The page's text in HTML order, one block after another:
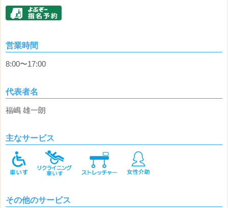
営業時間
8:00〜17:00
代表者名
福嶋 雄一朗
主なサービス
その他のサービス